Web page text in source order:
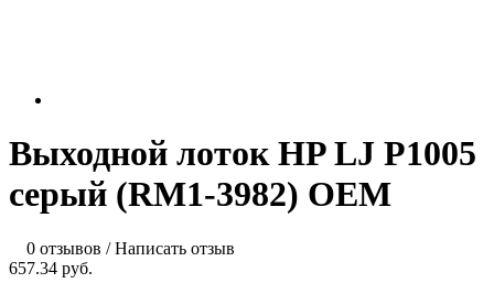
Выходной лоток HP LJ P1005
серый (RM1-3982) OEM
0 отзывов /Написать отзыв
657.34 руб.